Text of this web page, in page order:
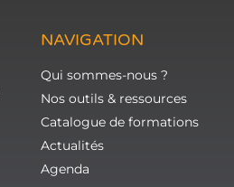
NAVIGATION
Qui sommes-nous ?
Nos outils & ressources
Catalogue de formations
Actualités
Agenda